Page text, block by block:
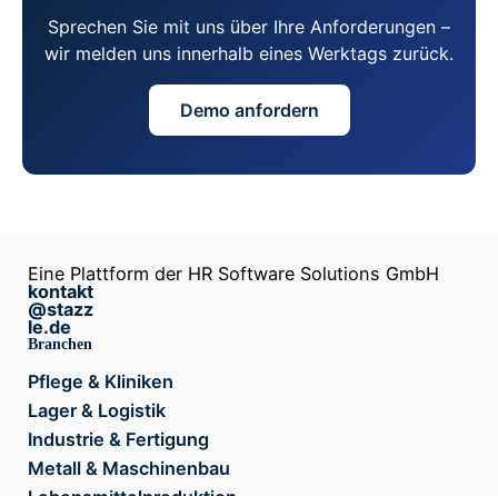
Sprechen Sie mit uns über Ihre Anforderungen –
wir melden uns innerhalb eines Werktags zurück.
Demo anfordern
Eine Plattform der HR Software Solutions GmbH
kontakt
@stazz
le.de
Branchen
Pflege & Kliniken
Lager & Logistik
Industrie & Fertigung
Metall & Maschinenbau